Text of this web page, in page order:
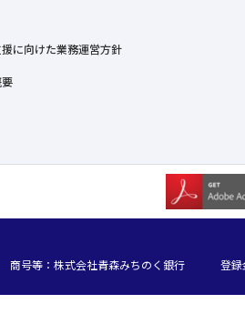
に向けた業務運営方針
商号等：株式会社青森みちのく銀行 登